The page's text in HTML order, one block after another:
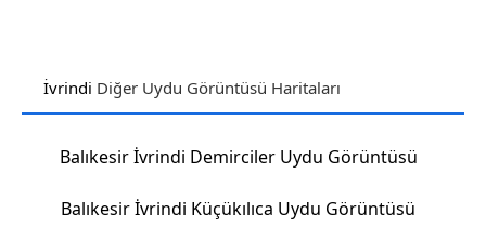
İvrindi Diğer Uydu Görüntüsü Haritaları
Balıkesir İvrindi Demirciler Uydu Görüntüsü
Balıkesir İvrindi Küçükılıca Uydu Görüntüsü